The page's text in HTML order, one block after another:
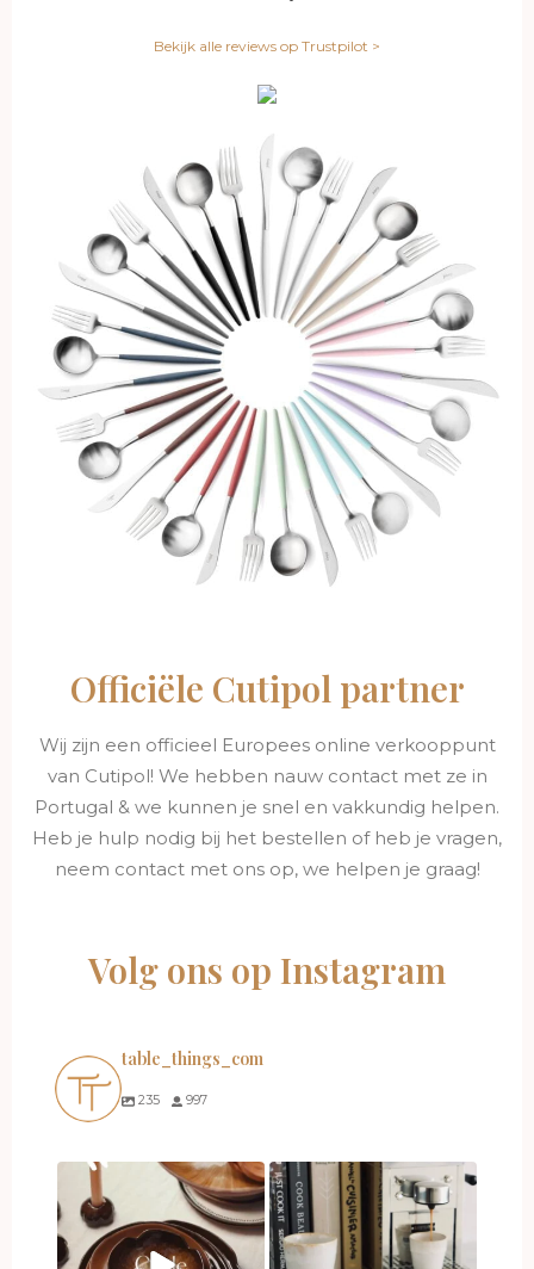
Bekijk alle reviews op Trustpilot >
Officiële Cutipol partner
Wij zijn een officieel Europees online verkooppunt
van Cutipol! We hebben nauw contact met ze in
Portugal & we kunnen je snel en vakkundig helpen.
Heb je hulp nodig bij het bestellen of heb je vragen,
neem contact met ons op, we helpen je graag!
Volg ons op Instagram
table_things_com
235 997